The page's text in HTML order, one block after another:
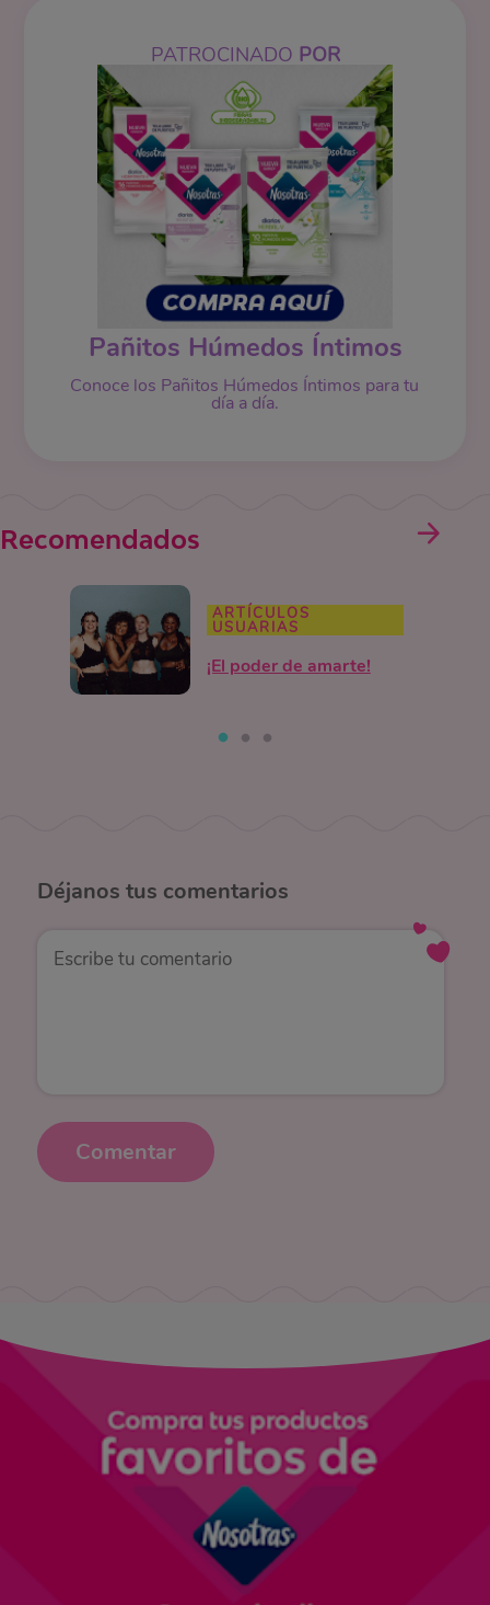
PATROCINADO POR
Pañitos Húmedos Íntimos
Conoce los Pañitos Húmedos Íntimos para tu
día a día.
Recomendados
ARTÍCULOS
USUARIAS
¡El poder de amarte!
Déjanos tus comentarios
Comentar